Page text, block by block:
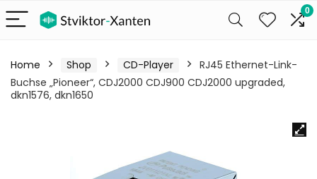
0
Home Shop CD-Player
RJ45 Ethernet-Link-
Buchse „Pioneer“, CDJ2000 CDJ900 CDJ2000 upgraded,
dkn1576, dkn1650